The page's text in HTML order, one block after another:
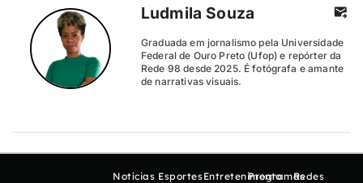
Ludmila Souza
Graduada em jornalismo pela Universidade
Federal de Ouro Preto (Ufop) e repórter da
Rede 98 desde 2025. É fotógrafa e amante
de narrativas visuais.
Notícias EsportesEntretenimento
ProgramasRedes